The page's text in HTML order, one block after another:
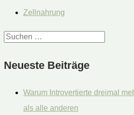
Zellnahrung
S
c
Neueste Beiträge
Warum Introvertierte dreimal
als alle anderen